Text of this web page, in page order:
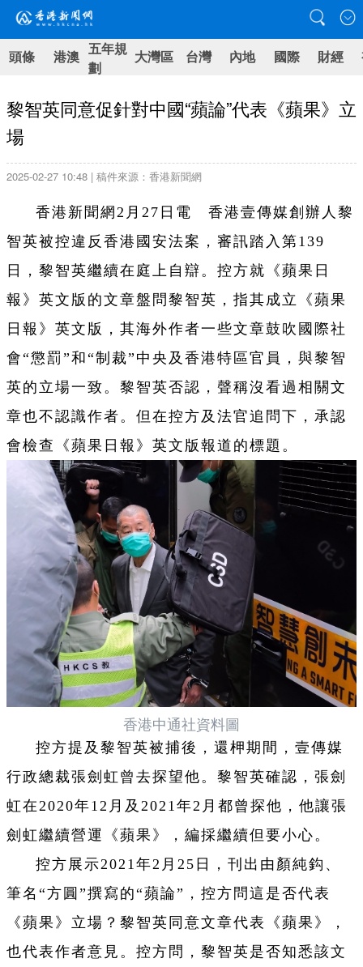
頭條 港澳 五年規
劃
大灣區 台灣 內地 國際 財經
黎智英同意促針對中國“蘋論”代表《蘋果》立
場
2025-02-27 10:48 | 稿件來源：香港新聞網
香港新聞網2月27日電 香港壹傳媒創辦人黎
智英被控違反香港國安法案，審訊踏入第139
日，黎智英繼續在庭上自辯。控方就《蘋果日
報》英文版的文章盤問黎智英，指其成立《蘋果
日報》英文版，其海外作者一些文章鼓吹國際社
會“懲罰”和“制裁”中央及香港特區官員，與黎智
英的立場一致。黎智英否認，聲稱沒看過相關文
章也不認識作者。但在控方及法官追問下，承認
會檢查《蘋果日報》英文版報道的標題。
香港中通社資料圖
控方提及黎智英被捕後，還柙期間，壹傳媒
行政總裁張劍虹曾去探望他。黎智英確認，張劍
虹在2020年12月及2021年2月都曾探他，他讓張
劍虹繼續營運《蘋果》，編採繼續但要小心。
控方展示2021年2月25日，刊出由顏純鈎、
筆名“方圓”撰寫的“蘋論”，控方問這是否代表
《蘋果》立場？黎智英同意文章代表《蘋果》，
也代表作者意見。控方問，黎智英是否知悉該文